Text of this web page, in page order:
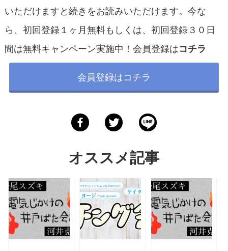
いただけますと続きをお読みいただけます。今な
ら、初回登録１ヶ月無料もしくは、初回登録３０日
間は無料キャンペーン実施中！会員登録はコチラ
会員登録はコチラ
オススメ記事